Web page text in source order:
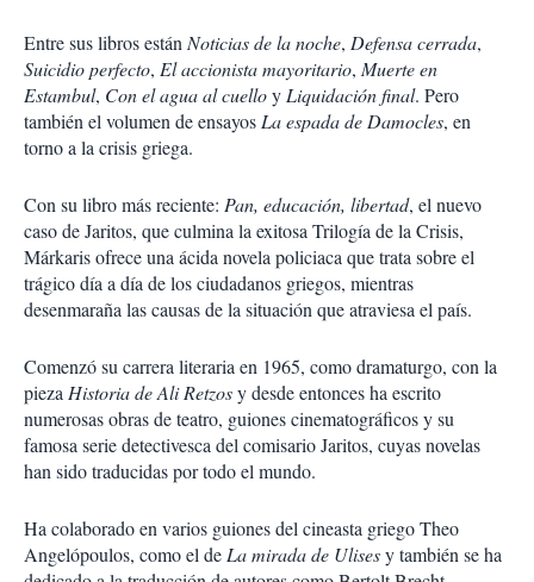
Entre sus libros estánNoticias de la noche, Defensa cerrada,
Suicidio perfecto, El accionista mayoritario, Muerte en
Estambul, Con el agua al cuelloyLiquidación final. Pero
también el volumen de ensayosLa espada de Damocles, en
torno a la crisis griega.
Con su libro más reciente: Pan, educación, libertad, el nuevo
caso de Jaritos, que culmina la exitosa Trilogía de la Crisis,
Márkaris ofrece una ácida novela policiaca que trata sobre el
trágico día a día de los ciudadanos griegos, mientras
desenmaraña las causas de la situación que atraviesa el país.
Comenzó su carrera literaria en 1965, como dramaturgo, con la
piezaHistoria de Ali Retzosy desde entonces ha escrito
numerosas obras de teatro, guiones cinematográficos y su
famosa serie detectivesca del comisario Jaritos, cuyas novelas
han sido traducidas por todo el mundo.
Ha colaborado en varios guiones del cineasta griego Theo
Angelópoulos, como el deLa mirada de Ulisesy también se ha